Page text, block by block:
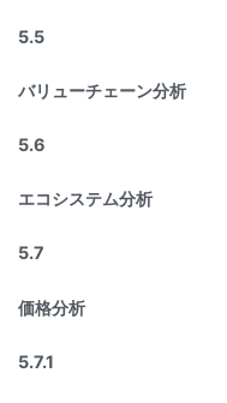
5.5
バリューチェーン分析
5.6
エコシステム分析
5.7
価格分析
5.7.1